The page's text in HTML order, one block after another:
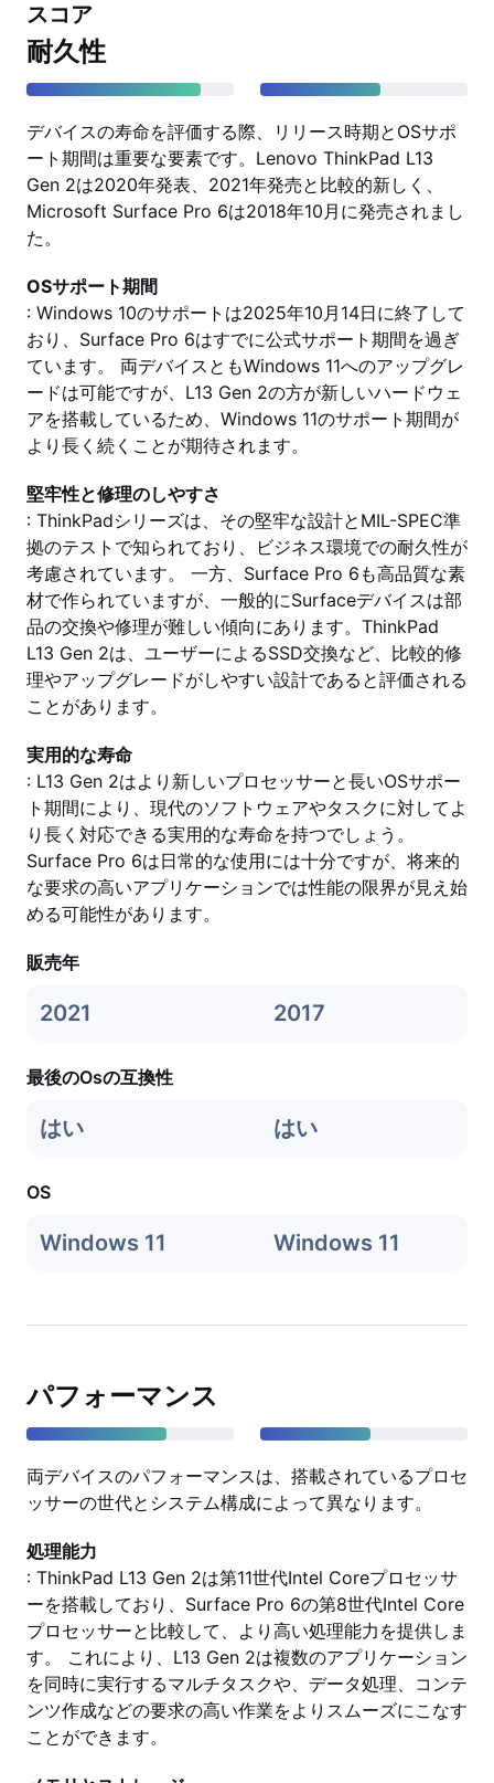
スコア
耐久性
デバイスの寿命を評価する際、リリース時期とOSサポ
ート期間は重要な要素です。Lenovo ThinkPad L13
Gen 2は2020年発表、2021年発売と比較的新しく、
Microsoft Surface Pro 6は2018年10月に発売されまし
た。
OSサポート期間
: Windows 10のサポートは2025年10月14日に終了して
おり、Surface Pro 6はすでに公式サポート期間を過ぎ
ています。 両デバイスともWindows 11へのアップグレ
ードは可能ですが、L13 Gen 2の方が新しいハードウェ
アを搭載しているため、Windows 11のサポート期間が
より長く続くことが期待されます。
堅牢性と修理のしやすさ
: ThinkPadシリーズは、その堅牢な設計とMIL-SPEC準
拠のテストで知られており、ビジネス環境での耐久性が
考慮されています。 一方、Surface Pro 6も高品質な素
材で作られていますが、一般的にSurfaceデバイスは部
品の交換や修理が難しい傾向にあります。ThinkPad
L13 Gen 2は、ユーザーによるSSD交換など、比較的修
理やアップグレードがしやすい設計であると評価される
ことがあります。
実用的な寿命
: L13 Gen 2はより新しいプロセッサーと長いOSサポー
ト期間により、現代のソフトウェアやタスクに対してよ
り長く対応できる実用的な寿命を持つでしょう。
Surface Pro 6は日常的な使用には十分ですが、将来的
な要求の高いアプリケーションでは性能の限界が見え始
める可能性があります。
販売年
2021 2017
最後のOsの互換性
はい はい
OS
Windows 11 Windows 11
パフォーマンス
両デバイスのパフォーマンスは、搭載されているプロセ
ッサーの世代とシステム構成によって異なります。
処理能力
: ThinkPad L13 Gen 2は第11世代Intel Coreプロセッサ
ーを搭載しており、Surface Pro 6の第8世代Intel Core
プロセッサーと比較して、より高い処理能力を提供しま
す。 これにより、L13 Gen 2は複数のアプリケーション
を同時に実行するマルチタスクや、データ処理、コンテ
ンツ作成などの要求の高い作業をよりスムーズにこなす
ことができます。